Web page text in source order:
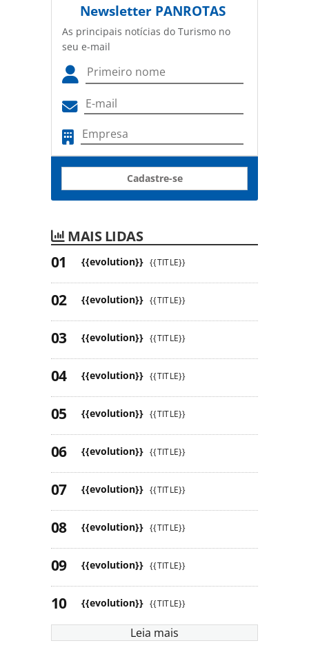
Newsletter PANROTAS
As principais notícias do Turismo no
seu e-mail
Cadastre-se
MAIS LIDAS
{{evolution}} {{TITLE}}
{{evolution}} {{TITLE}}
{{evolution}} {{TITLE}}
{{evolution}} {{TITLE}}
{{evolution}} {{TITLE}}
{{evolution}} {{TITLE}}
{{evolution}} {{TITLE}}
{{evolution}} {{TITLE}}
{{evolution}} {{TITLE}}
{{evolution}} {{TITLE}}
Leia mais